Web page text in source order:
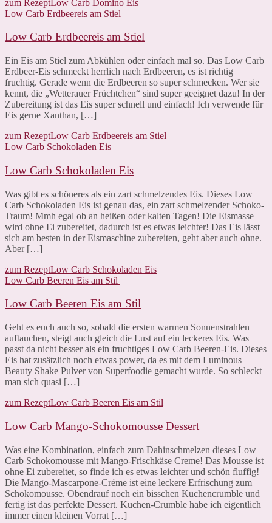
zum Rezept Low Carb Domino Eis
Low Carb Erdbeereis am Stiel
Low Carb Erdbeereis am Stiel
Ein Eis am Stiel zum Abkühlen oder einfach mal so. Das Low Carb
Erdbeer-Eis schmeckt herrlich nach Erdbeeren, es ist richtig
fruchtig. Gerade wenn die Erdbeeren so super schmecken. Wer sie
kennt, die „Wetterauer Früchtchen“ sind super geeignet dazu! In der
Zubereitung ist das Eis super schnell und einfach! Ich verwende für
Eis gerne Xanthan, […]
zum RezeptLow Carb Erdbeereis am Stiel
Low Carb Schokoladen Eis
Low Carb Schokoladen Eis
Was gibt es schöneres als ein zart schmelzendes Eis. Dieses Low
Carb Schokoladen Eis ist genau das, ein zart schmelzender Schoko-
Traum! Mmh egal ob an heißen oder kalten Tagen! Die Eismasse
wird ohne Ei zubereitet, dadurch ist es etwas leichter! Das Eis lässt
sich am besten in der Eismaschine zubereiten, geht aber auch ohne.
Aber […]
zum RezeptLow Carb Schokoladen Eis
Low Carb Beeren Eis am Stil
Low Carb Beeren Eis am Stil
Geht es euch auch so, sobald die ersten warmen Sonnenstrahlen
auftauchen, steigt auch gleich die Lust auf ein leckeres Eis. Was
passt da nicht besser als ein fruchtiges Low Carb Beeren-Eis. Dieses
Eis hat zusätzlich noch etwas power, da es mit dem Luminous
Beauty Shake Pulver von Superfoodie gemacht wurde. So schleckt
man sich quasi […]
zum RezeptLow Carb Beeren Eis am Stil
Low Carb Mango-Schokomousse Dessert
Was eine Kombination, einfach zum Dahinschmelzen dieses Low
Carb Schokomousse mit Mango-Frischkäse Creme! Das Mousse ist
ohne Ei zubereitet, so finde ich es etwas leichter und schön fluffig!
Die Mango-Mascarpone-Créme ist eine leckere Erfrischung zum
Schokomousse. Obendrauf noch ein bisschen Kuchencrumble und
fertig ist das perfekte Dessert. Kuchen-Crumble habe ich eigentlich
immer einen kleinen Vorrat […]